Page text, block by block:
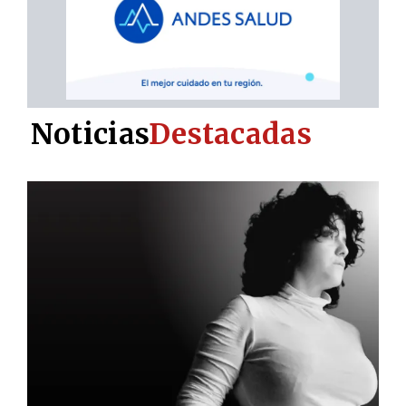
NoticiasDestacadas